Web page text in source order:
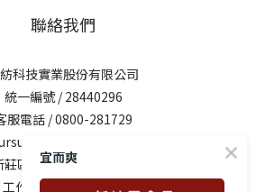
聯絡我們
科技實業股份有限公司
統一編號 / 28440296
服電話 / 0800-281729
shing.com.tw
區新北大道三段7號17樓之2
作日10:00-12:00、13:00-17:00
宜而爽